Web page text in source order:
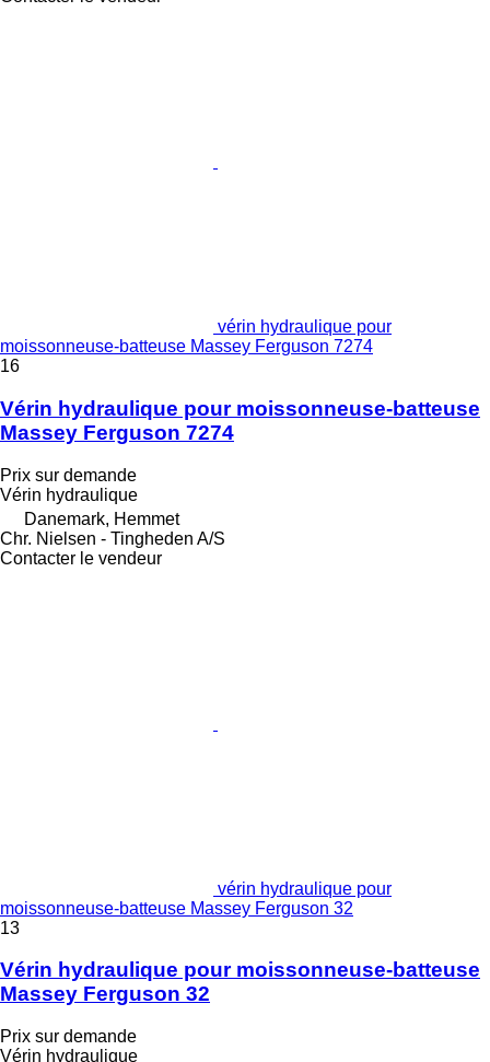
vérin hydraulique pour
moissonneuse-batteuse Massey Ferguson 7274
16
Vérin hydraulique pour moissonneuse-batteuse
Massey Ferguson 7274
Prix sur demande
Vérin hydraulique
Danemark, Hemmet
Chr. Nielsen - Tingheden A/S
Contacter le vendeur
vérin hydraulique pour
moissonneuse-batteuse Massey Ferguson 32
13
Vérin hydraulique pour moissonneuse-batteuse
Massey Ferguson 32
Prix sur demande
Vérin hydraulique